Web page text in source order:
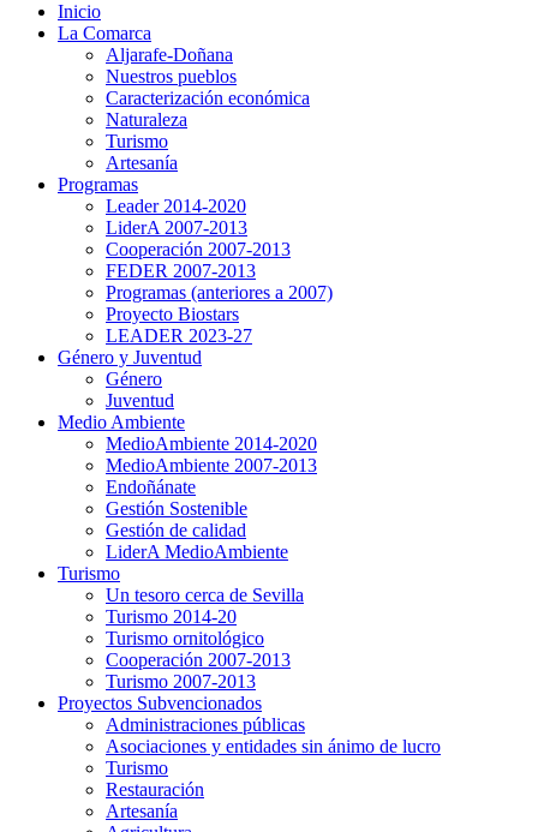
Inicio
La Comarca
Aljarafe-Doñana
Nuestros pueblos
Caracterización económica
Naturaleza
Turismo
Artesanía
Programas
Leader 2014-2020
LiderA 2007-2013
Cooperación 2007-2013
FEDER 2007-2013
Programas (anteriores a 2007)
Proyecto Biostars
LEADER 2023-27
Género y Juventud
Género
Juventud
Medio Ambiente
MedioAmbiente 2014-2020
MedioAmbiente 2007-2013
Endoñánate
Gestión Sostenible
Gestión de calidad
LiderA MedioAmbiente
Turismo
Un tesoro cerca de Sevilla
Turismo 2014-20
Turismo ornitológico
Cooperación 2007-2013
Turismo 2007-2013
Proyectos Subvencionados
Administraciones públicas
Asociaciones y entidades sin ánimo de lucro
Turismo
Restauración
Artesanía